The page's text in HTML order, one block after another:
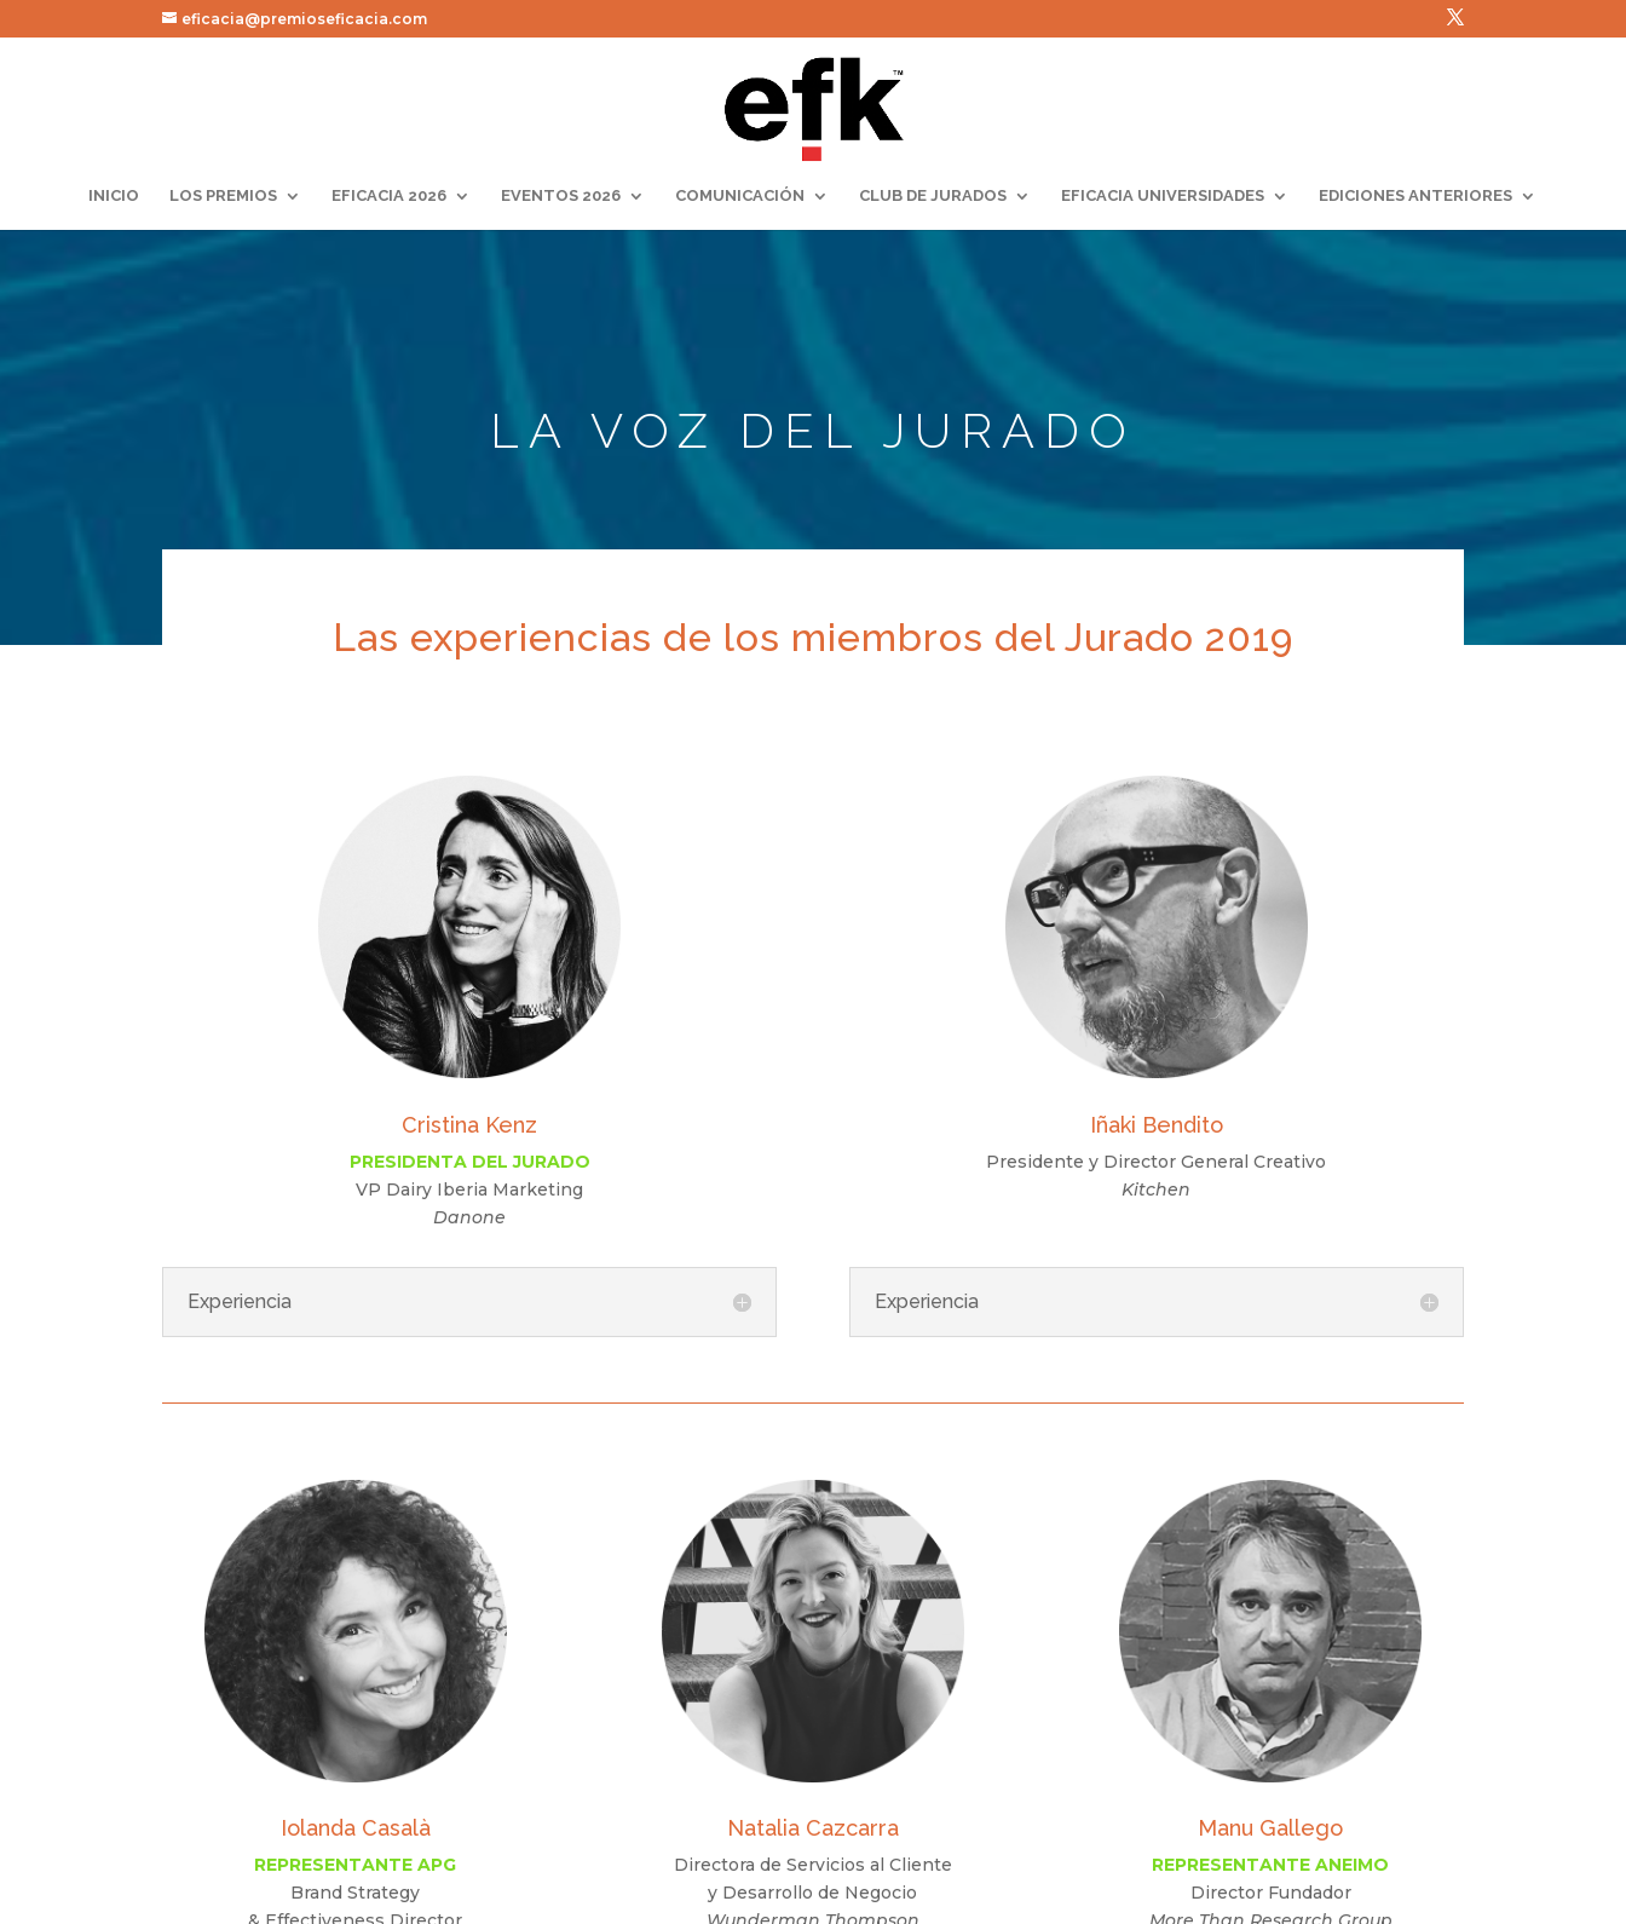
eficacia@premioseficacia.com
INICIO LOS PREMIOS EFICACIA 2026 EVENTOS 2026 COMUNICACIÓN CLUB DE JURADOS EFICACIA UNIVERSIDADES EDICIONES ANTERIORES
LA VOZ DEL JURADO
Las experiencias de los miembros del Jurado 2019
Cristina Kenz
PRESIDENTA DEL JURADO
VP Dairy Iberia Marketing
Danone
Experiencia
Iñaki Bendito
Presidente y Director General Creativo
Kitchen
Experiencia
Iolanda Casalà
REPRESENTANTE APG
Brand Strategy
Natalia Cazcarra
Directora de Servicios al Cliente
y Desarrollo de Negocio
Manu Gallego
REPRESENTANTE ANEIMO
Director Fundador